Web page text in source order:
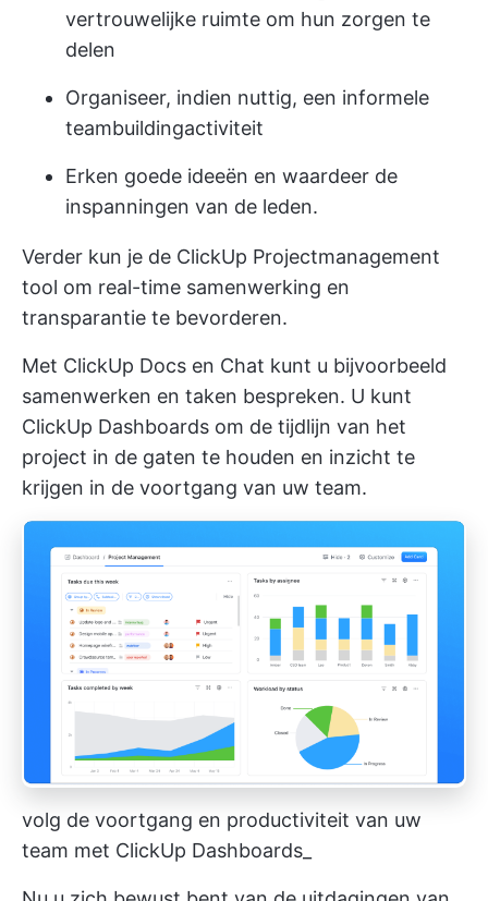
vertrouwelijke ruimte om hun zorgen te
delen
Organiseer, indien nuttig, een informele
teambuildingactiviteit
Erken goede ideeën en waardeer de
inspanningen van de leden.
Verder kun je de ClickUp Projectmanagement
tool om real-time samenwerking en
transparantie te bevorderen.
Met ClickUp Docs en Chat kunt u bijvoorbeeld
samenwerken en taken bespreken. U kunt
ClickUp Dashboards om de tijdlijn van het
project in de gaten te houden en inzicht te
krijgen in de voortgang van uw team.
volg de voortgang en productiviteit van uw
team met ClickUp Dashboards_